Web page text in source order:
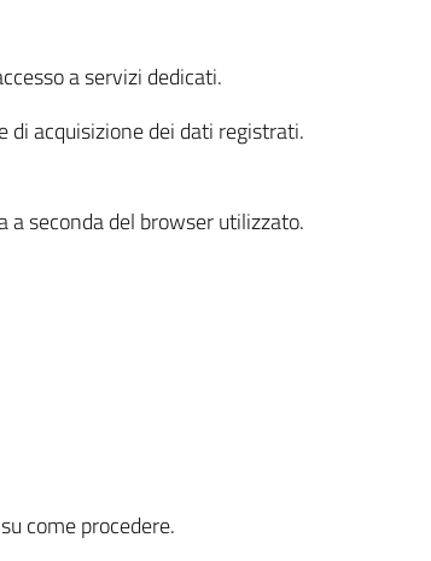
a servizi dedicati.
acquisizione dei dati registrati.
seconda del browser utilizzato.
come procedere.